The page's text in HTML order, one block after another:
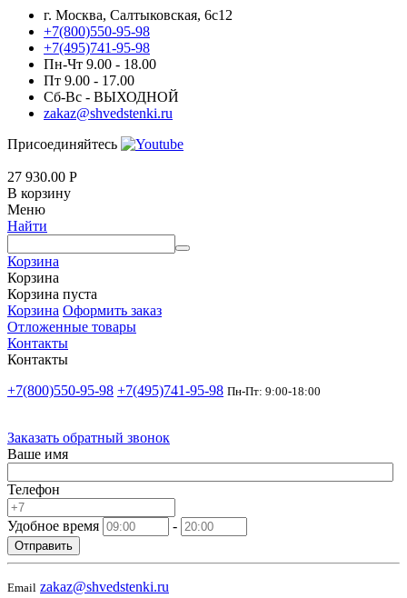
г. Москва, Салтыковская, 6с12
+7(800)550-95-98
+7(495)741-95-98
Пн-Чт 9.00 - 18.00
Пт 9.00 - 17.00
Сб-Вс - ВЫХОДНОЙ
zakaz@shvedstenki.ru
Присоединяйтесь
27 930.00 Р
В корзину
Меню
Найти
Корзина
Корзина
Корзина пуста
Корзина Оформить заказ
Отложенные товары
Контакты
Контакты
+7(800)550-95-98 +7(495)741-95-98 Пн-Пт: 9:00-18:00
Заказать обратный звонок
Ваше имя
Телефон
Удобное время -
Отправить
Email zakaz@shvedstenki.ru